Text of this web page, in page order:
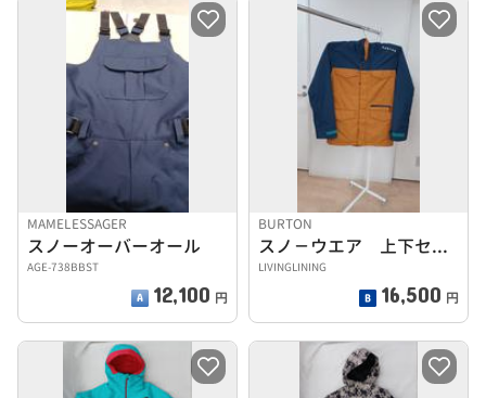
MAMELESSAGER
スノーオーバーオール
AGE-738BBST
12,100 円
BURTON
スノ－ウエア 上下セット
LIVINGLINING
16,500 円